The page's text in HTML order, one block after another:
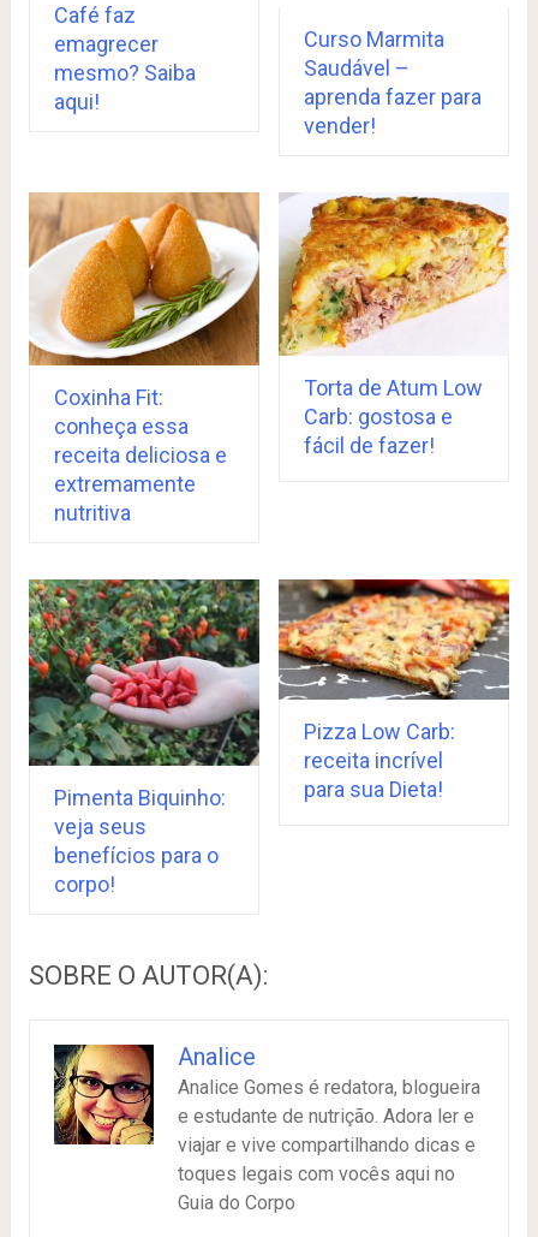
Café faz
emagrecer
mesmo? Saiba
aqui!
Curso Marmita
Saudável –
aprenda fazer para
vender!
Coxinha Fit:
conheça essa
receita deliciosa e
extremamente
nutritiva
Torta de Atum Low
Carb: gostosa e
fácil de fazer!
Pimenta Biquinho:
veja seus
benefícios para o
corpo!
Pizza Low Carb:
receita incrível
para sua Dieta!
SOBRE O AUTOR(A):
Analice
Analice Gomes é redatora, blogueira
e estudante de nutrição. Adora ler e
viajar e vive compartilhando dicas e
toques legais com vocês aqui no
Guia do Corpo